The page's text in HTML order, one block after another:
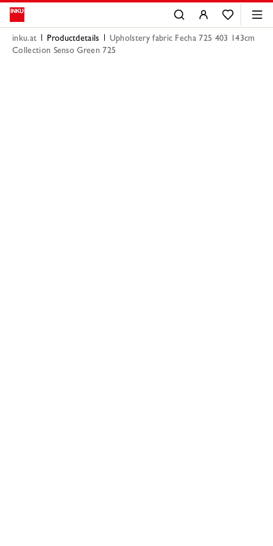
inku.at Productdetails
Upholstery fabric Fecha 725 403 143cm
Collection Senso Green 725